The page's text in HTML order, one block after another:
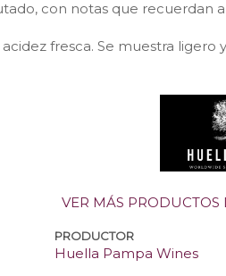
con notas que recuerdan
fresca. Se muestra
VER MÁS
PRODUCTOR
Huella Pampa Wines